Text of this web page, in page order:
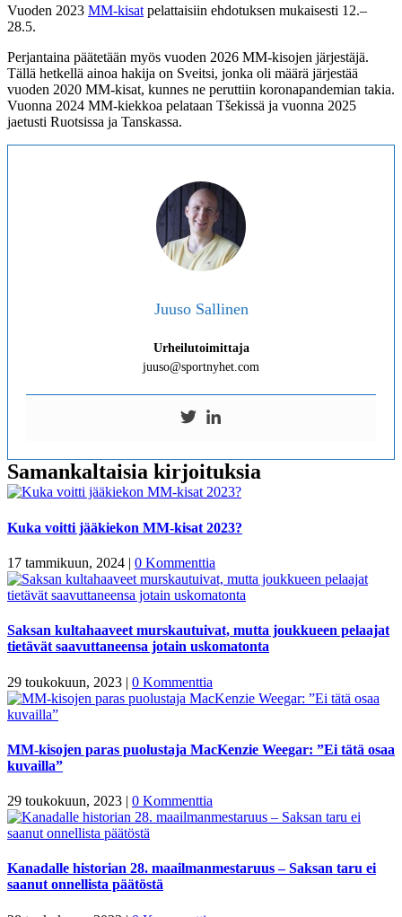
Vuoden 2023 MM-kisatpelattaisiin ehdotuksen mukaisesti 12.–
28.5.
Perjantaina päätetään myös vuoden 2026 MM-kisojen järjestäjä.
Tällä hetkellä ainoa hakija on Sveitsi, jonka oli määrä järjestää
vuoden 2020 MM-kisat, kunnes ne peruttiin koronapandemian takia.
Vuonna 2024 MM-kiekkoa pelataan Tšekissä ja vuonna 2025
jaetusti Ruotsissa ja Tanskassa.
Juuso Sallinen
Urheilutoimittaja
juuso@sportnyhet.com
Samankaltaisia kirjoituksia
Kuka voitti jääkiekon MM-kisat 2023?
17 tammikuun, 2024 | 0 Kommenttia
Saksan kultahaaveet murskautuivat, mutta joukkueen pelaajat
tietävät saavuttaneensa jotain uskomatonta
29 toukokuun, 2023 | 0 Kommenttia
MM-kisojen paras puolustaja MacKenzie Weegar: ”Ei tätä osaa
kuvailla”
29 toukokuun, 2023 | 0 Kommenttia
Kanadalle historian 28. maailmanmestaruus – Saksan taru ei
saanut onnellista päätöstä